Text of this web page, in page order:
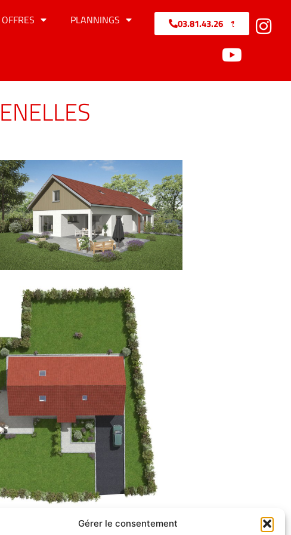
Gérer le consentement
OFFRES
PLANNINGS
03.81.43.26.71